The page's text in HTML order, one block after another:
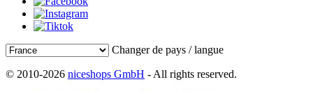
Changer de pays / langue
© 2010-2026 niceshops GmbH - All rights reserved.